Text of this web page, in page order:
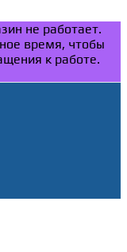
не работает.
время, чтобы
к работе.